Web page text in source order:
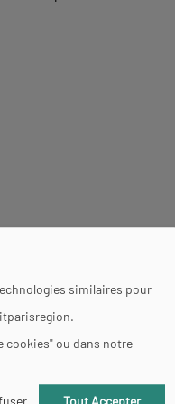
similaires pour
cookies" ou dans notre